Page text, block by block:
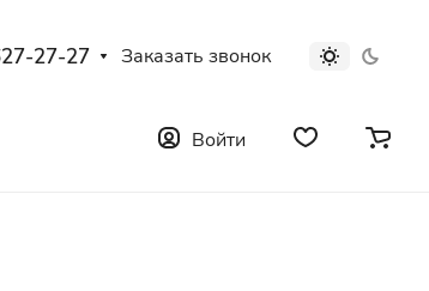
27-27 Заказать звонок
Войти